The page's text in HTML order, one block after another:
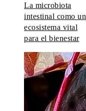
La microbiota
intestinal como un
ecosistema vital
para el bienestar